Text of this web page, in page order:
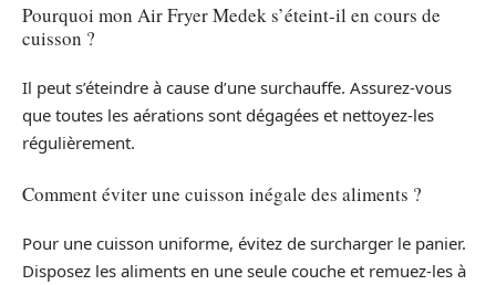
Pourquoi mon Air Fryer Medek s’éteint-il en cours de
cuisson ?
Il peut s’éteindre à cause d’une surchauffe. Assurez-vous
que toutes les aérations sont dégagées et nettoyez-les
régulièrement.
Comment éviter une cuisson inégale des aliments ?
Pour une cuisson uniforme, évitez de surcharger le panier.
Disposez les aliments en une seule couche et remuez-les à